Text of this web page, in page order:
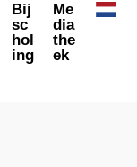
Bij
sc
hol
ing
Me
dia
the
ek